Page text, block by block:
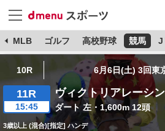
MLB ゴルフ 高校野球 競馬 J
10R 6月6日(土) 3回東
11R
15:45
ヴィクトリアレーシ
ダート 左・1,600m 12頭
3歳以上 (混合)[指定] ハンデ